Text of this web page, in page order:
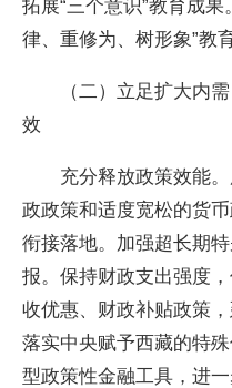
拓展“三个意识”教育成
律、重修为、树形象”教
（二）立足扩大内需
效
充分释放政策效能。
政政策和适度宽松的货币
衔接落地。加强超长期
报。保持财政支出强度
收优惠、财政补贴政策
落实中央赋予西藏的特
型政策性金融工具，进